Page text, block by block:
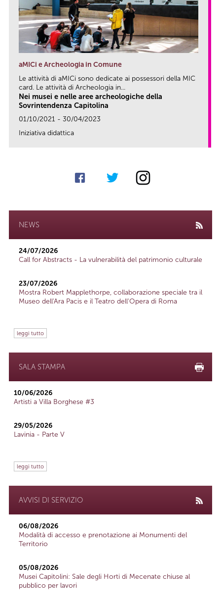
aMICi e Archeologia in Comune
Le attività di aMICi sono dedicate ai possessori della MIC
card. Le attività di Archeologia in...
Nei musei e nelle aree archeologiche della
Sovrintendenza Capitolina
01/10/2021 - 30/04/2023
Iniziativa didattica
NEWS
24/07/2026
Call for Abstracts - La vulnerabilità del patrimonio culturale
23/07/2026
Mostra Robert Mapplethorpe, collaborazione speciale tra il
Museo dell'Ara Pacis e il Teatro dell'Opera di Roma
leggi tutto
SALA STAMPA
10/06/2026
Artisti a Villa Borghese #3
29/05/2026
Lavinia - Parte V
leggi tutto
AVVISI DI SERVIZIO
06/08/2026
Modalità di accesso e prenotazione ai Monumenti del
Territorio
05/08/2026
Musei Capitolini: Sale degli Horti di Mecenate chiuse al
pubblico per lavori